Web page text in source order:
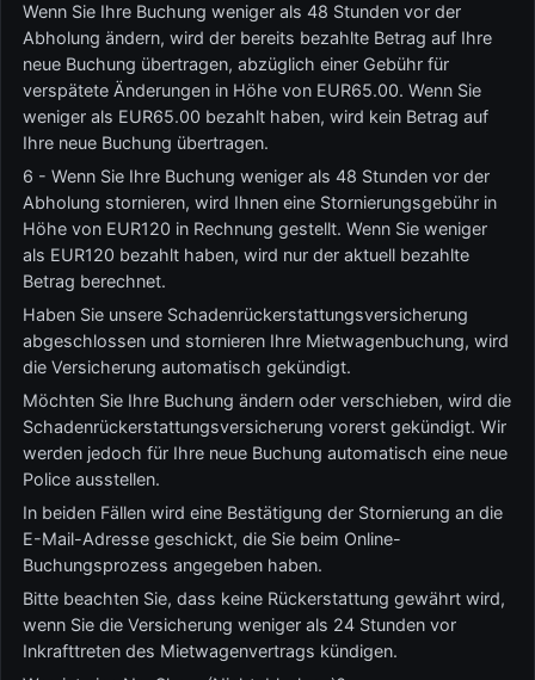
Wenn Sie Ihre Buchung weniger als 48 Stunden vor der
Abholung ändern, wird der bereits bezahlte Betrag auf Ihre
neue Buchung übertragen, abzüglich einer Gebühr für
verspätete Änderungen in Höhe von EUR65.00. Wenn Sie
weniger als EUR65.00 bezahlt haben, wird kein Betrag auf
Ihre neue Buchung übertragen.
6 - Wenn Sie Ihre Buchung weniger als 48 Stunden vor der
Abholung stornieren, wird Ihnen eine Stornierungsgebühr in
Höhe von EUR120 in Rechnung gestellt. Wenn Sie weniger
als EUR120 bezahlt haben, wird nur der aktuell bezahlte
Betrag berechnet.
Haben Sie unsere Schadenrückerstattungsversicherung
abgeschlossen und stornieren Ihre Mietwagenbuchung, wird
die Versicherung automatisch gekündigt.
Möchten Sie Ihre Buchung ändern oder verschieben, wird die
Schadenrückerstattungsversicherung vorerst gekündigt. Wir
werden jedoch für Ihre neue Buchung automatisch eine neue
Police ausstellen.
In beiden Fällen wird eine Bestätigung der Stornierung an die
E-Mail-Adresse geschickt, die Sie beim Online-
Buchungsprozess angegeben haben.
Bitte beachten Sie, dass keine Rückerstattung gewährt wird,
wenn Sie die Versicherung weniger als 24 Stunden vor
Inkrafttreten des Mietwagenvertrags kündigen.